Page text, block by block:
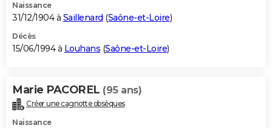
Naissance
31/12/1904 à Saillenard (Saône-et-Loire)
Décès
15/06/1994 à Louhans (Saône-et-Loire)
Marie PACOREL (95 ans)
Créer une cagnotte obsèques
Naissance